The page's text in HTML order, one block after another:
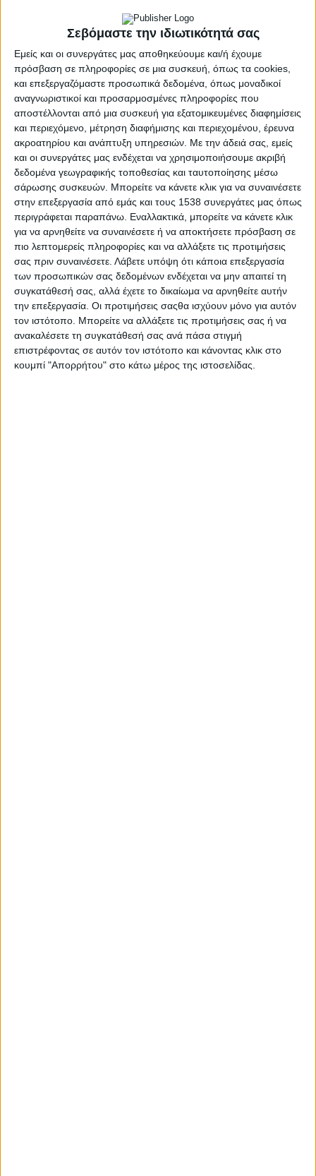
Σεβόμαστε την ιδιωτικότητά σας
Εμείς και οι συνεργάτες μας αποθηκεύουμε και/ή έχουμε
πρόσβαση σε πληροφορίες σε μια συσκευή, όπως τα cookies,
και επεξεργαζόμαστε προσωπικά δεδομένα, όπως μοναδικοί
αναγνωριστικοί και προσαρμοσμένες πληροφορίες που
αποστέλλονται από μια συσκευή για εξατομικευμένες διαφημίσεις
και περιεχόμενο, μέτρηση διαφήμισης και περιεχομένου, έρευνα
ακροατηρίου και ανάπτυξη υπηρεσιών. Με την άδειά σας, εμείς
και οι συνεργάτες μας ενδέχεται να χρησιμοποιήσουμε ακριβή
δεδομένα γεωγραφικής τοποθεσίας και ταυτοποίησης μέσω
σάρωσης συσκευών. Μπορείτε να κάνετε κλικ για να συναινέσετε
στην επεξεργασία από εμάς και τους 1538 συνεργάτες μας όπως
περιγράφεται παραπάνω. Εναλλακτικά, μπορείτε να κάνετε κλικ
για να αρνηθείτε να συναινέσετε ή να αποκτήσετε πρόσβαση σε
πιο λεπτομερείς πληροφορίες και να αλλάξετε τις προτιμήσεις
σας πριν συναινέσετε. Λάβετε υπόψη ότι κάποια επεξεργασία
των προσωπικών σας δεδομένων ενδέχεται να μην απαιτεί τη
συγκατάθεσή σας, αλλά έχετε το δικαίωμα να αρνηθείτε αυτήν
την επεξεργασία. Οι προτιμήσεις σαςθα ισχύουν μόνο για αυτόν
τον ιστότοπο. Μπορείτε να αλλάξετε τις προτιμήσεις σας ή να
ανακαλέσετε τη συγκατάθεσή σας ανά πάσα στιγμή
επιστρέφοντας σε αυτόν τον ιστότοπο και κάνοντας κλικ στο
κουμπί "Απορρήτου" στο κάτω μέρος της ιστοσελίδας.
Θα πραγματοποιηθεί στο Αγρίνιο την Πέμπτη, 20
Μαρτίου 2025 και ώρα 18:30, στην αίθουσα
εκδηλώσεων του Επιμελητηρίου
Αιτωλοακαρνανίας (Παπαστράτου 53 και Σμύρνης
γωνία, Αγρίνιο).
Τ